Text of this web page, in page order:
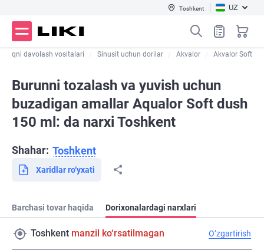
Toshkent UZ
davolash vositalari Sinusit uchun dorilar Akvalor Akvalor Soft
Burunni tozalash va yuvish uchun
buzadigan amallar Aqualor Soft dush
150 ml: da narxi Toshkent
Shahar: Toshkent
Xaridlar ro‘yxati
Barchasi tovar haqida Dorixonalardagi narxlari
Toshkent manzil ko‘rsatilmagan O‘zgartirish